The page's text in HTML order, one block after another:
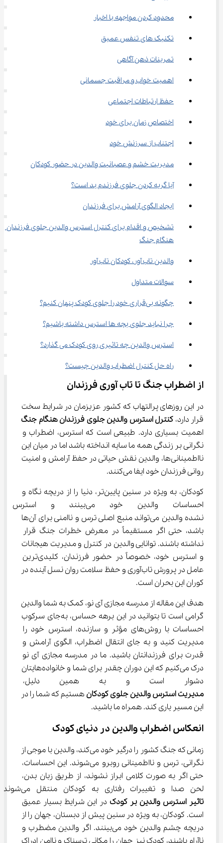
محدود کردن مواجهه با اخبار
تکنیک‌ های تنفس عمیق
تمرینات ذهن ‌آگاهی
اهمیت خواب و مراقبت جسمانی
حفظ ارتباطات اجتماعی
اختصاص زمان برای خود
اجتناب از سرزنش خود
مدیریت خشم و عصبانیت والدین در حضور کودکان
آیا گریه کردن جلوی فرزندم بد است؟
ایجاد الگوی آرامش برای فرزندان
تشخیص و اقدام برای کنترل استرس والدین جلوی فرزندان
هنگام جنگ
والدین تاب ‌آور، کودکان تاب ‌آور
سوالات متداول
چگونه بی‌قراری خود را جلوی کودک پنهان کنیم؟
چرا نباید جلوی بچه ها استرس داشته باشیم؟
استرس والدین چه تاثیری روی کودک می گذارد؟
راه حل کنترل اضطراب والدین چیست؟
از اضطراب جنگ تا تاب ‌آوری فرزندان
در این روزهای پرالتهاب که کشور عزیزمان در شرایط سخت
قرار دارد، کنترل استرس والدین جلوی فرزندان هنگام جنگ
اهمیت بسیاری دارد. طبیعی است که استرس، اضطراب و
نگرانی بر زندگی همه ما سایه انداخته باشد اما در میان این
نااطمینانی‌ها، والدین نقش حیاتی در حفظ آرامش و امنیت
روانی فرزندان خود ایفا می‌کنند.
کودکان، به ویژه در سنین پایین‌تر، دنیا را از دریچه نگاه و
احساسات والدین خود
‌نشده والدین می‌تواند منبع اصلی ترس و ناامنی برای آن‌ها
باشد، حتی اگر مستقیماً در معرض خطرات جنگ قرار
نداشته باشند. توانایی والدین در کنترل و مدیریت هیجانات
و استرس خود، خصوصاً در حضور فرزندان، کلیدی‌ترین
عامل در پرورش تاب‌آوری و حفظ سلامت روان نسل آینده در
کوران این بحران است.
هدف این مقاله از مدرسه مجازی آی نو، کمک به شما والدین
گرامی است تا بتوانید در این برهه حساس، به‌جای سرکوب
احساسات با روش‌های مؤثر و سازنده، استرس خود را
مدیریت کنید و به جای انتقال اضطراب، الگوی آرامش و
قدرت برای فرزندانتان باشید. ما در مدرسه مجازی آی نو
درک می‌کنیم که این دوران چقدر برای شما و خانواده‌هایتان
دشوار است و به همین دلیل،
مدیریت استرس والدین جلوی کودکان هستیم که شما را در
این مسیر یاری کند. همراه ما باشید.
انعکاس اضطراب والدین در دنیای کودک
زمانی که جنگ کشور را درگیر خود می‌کند، والدین با موجی از
نگرانی، ترس و نااطمینانی روبرو می‌شوند. این احساسات،
حتی اگر به صورت کلامی ابراز نشوند، از طریق زبان بدن،
لحن صدا و تغییرات رفتاری به کودکان منتقل می‌شوند.
تاثیر استرس والدین بر کودک در این شرایط بسیار عمیق
است. کودکان، به ویژه در سنین پیش از دبستان، جهان را از
دریچه چشم والدین خود می‌بینند. اگر والدین مضطرب و